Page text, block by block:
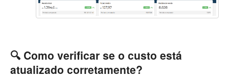
🔍 Como verificar se o custo está
atualizado corretamente?